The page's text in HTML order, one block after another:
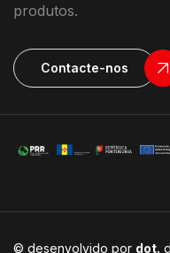
produtos.
Contacte-nos
© desenvolvido por dot.